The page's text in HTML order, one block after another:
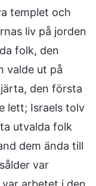
templet och
liv på jorden
folk, den
valde ut på
den första
lett; Israels tolv
utvalda folk
dem ända till
var